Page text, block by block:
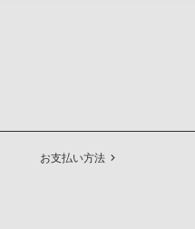
お支払い方法